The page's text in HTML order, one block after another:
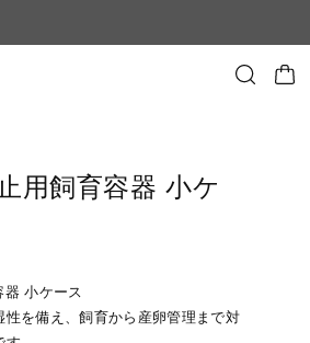
用飼育容器 小ケ
小ケース
性を備え、飼育から産卵管理まで対